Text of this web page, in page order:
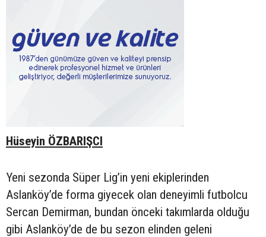
Hüseyin ÖZBARIŞCI
Yeni sezonda Süper Lig’in yeni ekiplerinden
Aslanköy’de forma giyecek olan deneyimli futbolcu
Sercan Demirman, bundan önceki takımlarda olduğu
gibi Aslanköy’de de bu sezon elinden geleni